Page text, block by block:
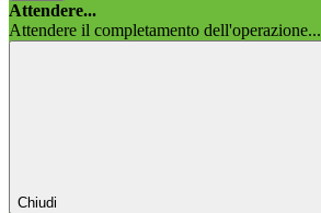
Attendere...
Attendere il completamento dell'operazione...
Chiudi